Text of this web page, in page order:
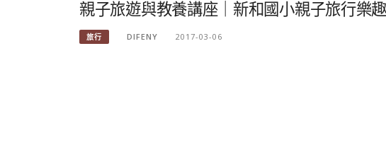
親子旅遊與教養講座｜新和國小親子旅行樂
旅行 DIFENY 2017-03-06